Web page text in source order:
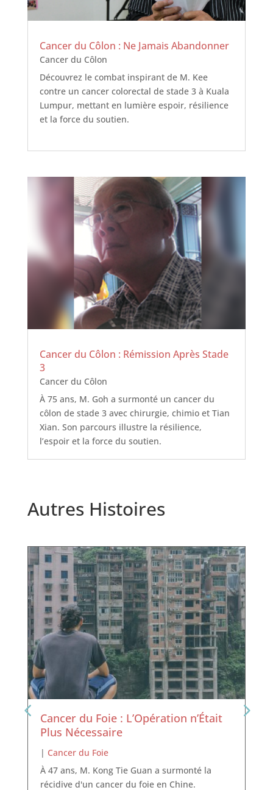
Cancer du Côlon : Ne Jamais Abandonner
Cancer du Côlon
Découvrez le combat inspirant de M. Kee
contre un cancer colorectal de stade 3 à Kuala
Lumpur, mettant en lumière espoir, résilience
et la force du soutien.
Cancer du Côlon : Rémission Après Stade
3
Cancer du Côlon
À 75 ans, M. Goh a surmonté un cancer du
côlon de stade 3 avec chirurgie, chimio et Tian
Xian. Son parcours illustre la résilience,
l’espoir et la force du soutien.
Autres Histoires
Cancer du Foie : L’Opération n’Était
Plus Nécessaire
| Cancer du Foie
À 47 ans, M. Kong Tie Guan a surmonté la
récidive d'un cancer du foie en Chine.